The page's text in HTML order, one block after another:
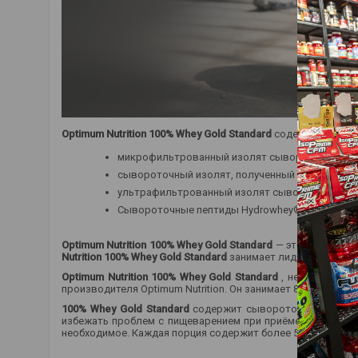
Optimum Nutrition 100% Whey Gold Standard содержит
микрофильтрованный изолят сывороточного
сывороточный изолят, полученный с помощью
ультрафильтрованный изолят сывороточного
Сывороточные пептиды Hydrowhey®
Optimum Nutrition 100% Whey Gold Standard — это чистый
Nutrition 100% Whey Gold Standard занимает лидирующие
Optimum Nutrition 100% Whey Gold Standard , несомненно,
производителя Optimum Nutrition. Он занимает 8-е место в
100% Whey Gold Standard содержит сывороточный
избежать проблем с пищеварением при приёме добавок.
необходимое. Каждая порция содержит более 5 граммов